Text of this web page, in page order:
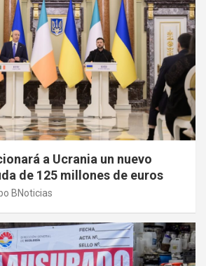
a Ucrania un nuevo
de 125 millones de euros
BNoticias